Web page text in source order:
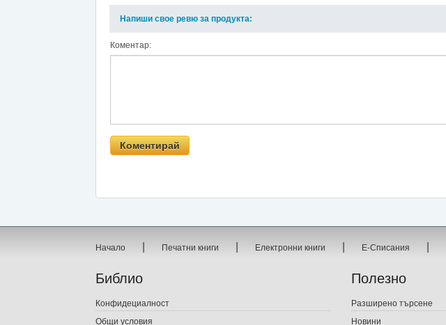
Напиши свое ревю за продукта:
Коментар:
Начало | Печатни книги | Електронни книги | Е-Списания |
Библио
Конфидециалност
Общи условия
Полезно
Разширено търсене
Новини